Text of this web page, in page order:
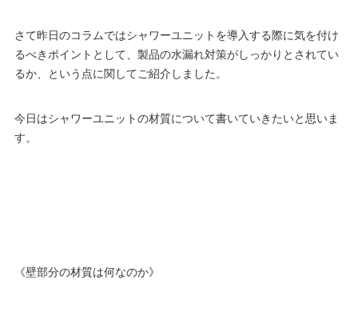
さて昨日のコラムではシャワーユニットを導入する際に気を付け
るべきポイントとして、製品の水漏れ対策がしっかりとされてい
るか、という点に関してご紹介しました。
今日はシャワーユニットの材質について書いていきたいと思いま
す。
《壁部分の材質は何なのか》